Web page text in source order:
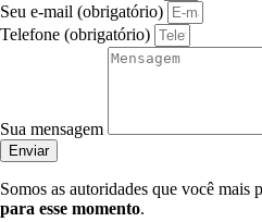
Seu e-mail (obrigatório)
Telefone (obrigatório)
Sua mensagem
Enviar
Somos as autoridades que você mais
para esse momento.